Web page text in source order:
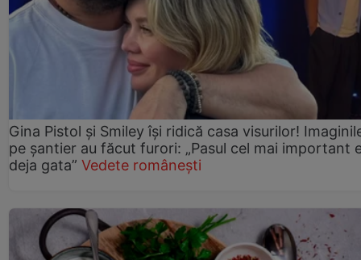
Gina Pistol și Smiley își ridică casa visurilor!
pe șantier au făcut furori: „Pasul cel mai important
deja gata” Vedete românești